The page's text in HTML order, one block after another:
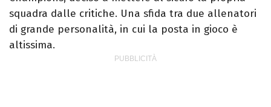
squadra dalle critiche. Una sfida tra due allenatori
di grande personalità, in cui la posta in gioco è
altissima.